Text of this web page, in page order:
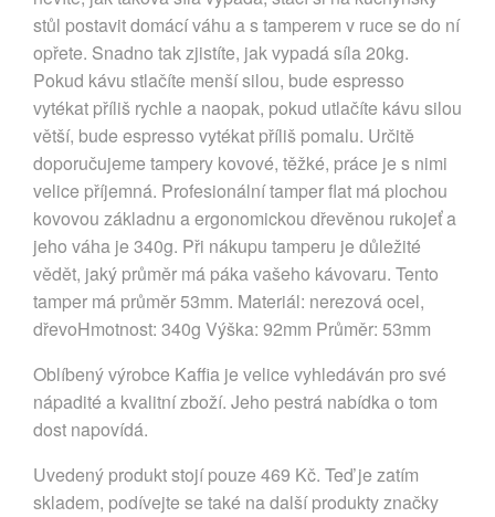
stůl postavit domácí váhu a s tamperem v ruce se do ní
opřete. Snadno tak zjistíte, jak vypadá síla 20kg.
Pokud kávu stlačíte menší silou, bude espresso
vytékat příliš rychle a naopak, pokud utlačíte kávu silou
větší, bude espresso vytékat příliš pomalu. Určitě
doporučujeme tampery kovové, těžké, práce je s nimi
velice příjemná. Profesionální tamper flat má plochou
kovovou základnu a ergonomickou dřevěnou rukojeť a
jeho váha je 340g. Při nákupu tamperu je důležité
vědět, jaký průměr má páka vašeho kávovaru. Tento
tamper má průměr 53mm. Materiál: nerezová ocel,
dřevoHmotnost: 340g Výška: 92mm Průměr: 53mm
Oblíbený výrobce Kaffia je velice vyhledáván pro své
nápadité a kvalitní zboží. Jeho pestrá nabídka o tom
dost napovídá.
Uvedený produkt stojí pouze 469 Kč. Teď je zatím
skladem, podívejte se také na další produkty značky